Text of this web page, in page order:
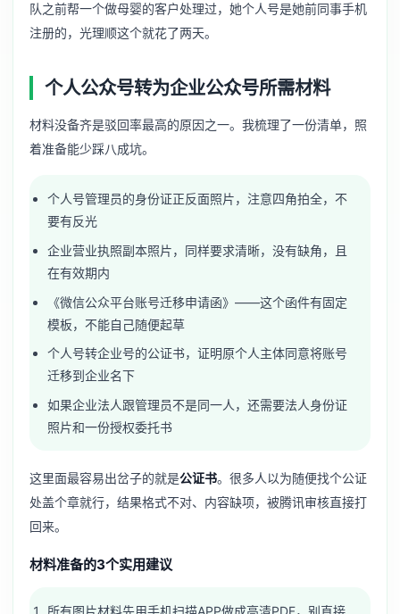
队之前帮一个做母婴的客户处理过，她个人号是她前同事手机
注册的，光理顺这个就花了两天。
个人公众号转为企业公众号所需材料
材料没备齐是驳回率最高的原因之一。我梳理了一份清单，照
着准备能少踩八成坑。
个人号管理员的身份证正反面照片，注意四角拍全，不
要有反光
企业营业执照副本照片，同样要求清晰，没有缺角，且
在有效期内
《微信公众平台账号迁移申请函》——这个函件有固定
模板，不能自己随便起草
个人号转企业号的公证书，证明原个人主体同意将账号
迁移到企业名下
如果企业法人跟管理员不是同一人，还需要法人身份证
照片和一份授权委托书
这里面最容易出岔子的就是公证书。很多人以为随便找个公证
处盖个章就行，结果格式不对、内容缺项，被腾讯审核直接打
回来。
材料准备的3个实用建议